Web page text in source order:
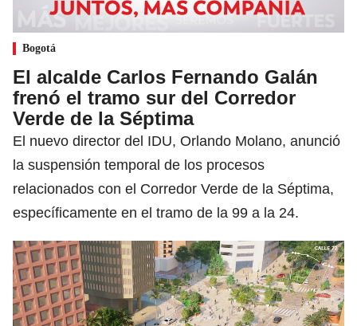
Bogotá
El alcalde Carlos Fernando Galán
frenó el tramo sur del Corredor
Verde de la Séptima
El nuevo director del IDU, Orlando Molano, anunció
la suspensión temporal de los procesos
relacionados con el Corredor Verde de la Séptima,
específicamente en el tramo de la 99 a la 24.